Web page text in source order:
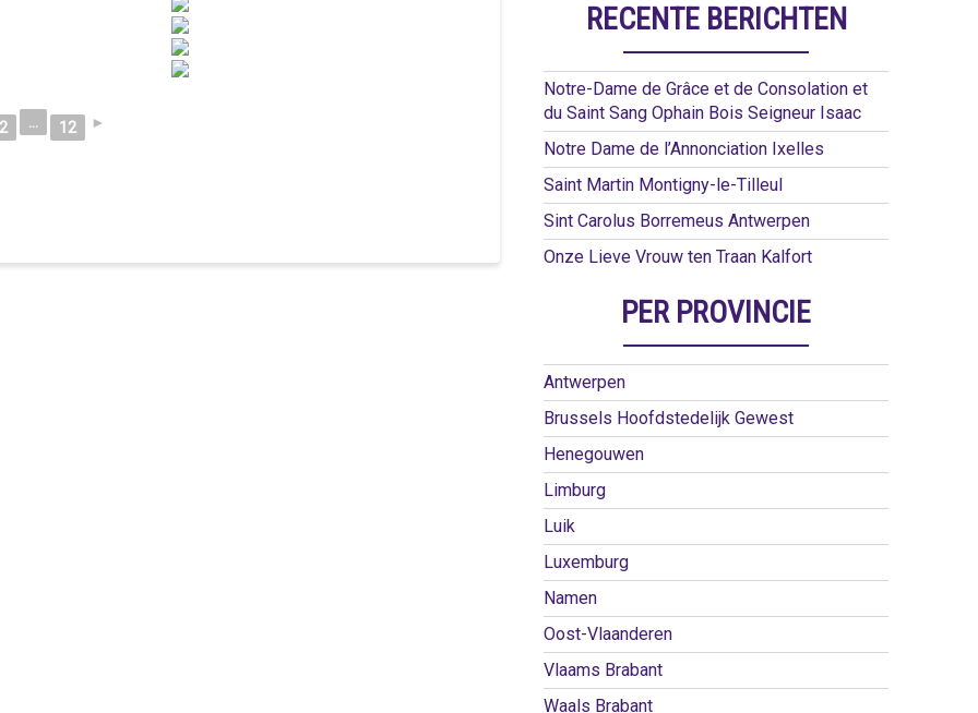
2 ... 12 ►
RECENTE BERICHTEN
Notre-Dame de Grâce et de Consolation et
du Saint Sang Ophain Bois Seigneur Isaac
Notre Dame de l’Annonciation Ixelles
Saint Martin Montigny-le-Tilleul
Sint Carolus Borremeus Antwerpen
Onze Lieve Vrouw ten Traan Kalfort
PER PROVINCIE
Antwerpen
Brussels Hoofdstedelijk Gewest
Henegouwen
Limburg
Luik
Luxemburg
Namen
Oost-Vlaanderen
Vlaams Brabant
Waals Brabant